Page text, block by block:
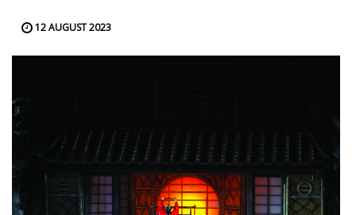
12 AUGUST 2023